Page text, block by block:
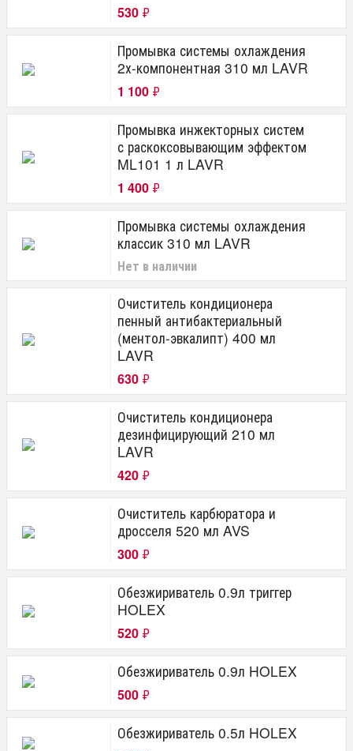
530 ₽
Промывка системы охлаждения
2х-компонентная 310 мл LAVR
1 100 ₽
Промывка инжекторных систем
с раскоксовывающим эффектом
ML101 1 л LAVR
1 400 ₽
Промывка системы охлаждения
классик 310 мл LAVR
Нет в наличии
Очиститель кондиционера
пенный антибактериальный
(ментол-эвкалипт) 400 мл
LAVR
630 ₽
Очиститель кондиционера
дезинфицирующий 210 мл
LAVR
420 ₽
Очиститель карбюратора и
дросселя 520 мл AVS
300 ₽
Обезжириватель 0.9л триггер
HOLEX
520 ₽
Обезжириватель 0.9л HOLEX
500 ₽
Обезжириватель 0.5л HOLEX